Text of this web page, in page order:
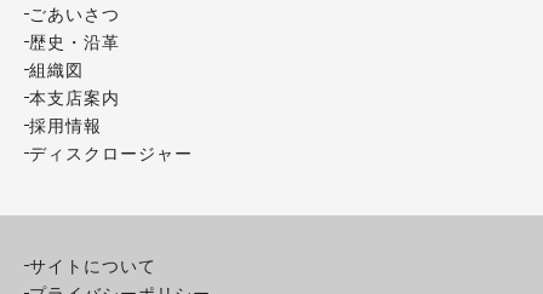
ごあいさつ
歴史・沿革
組織図
本支店案内
採用情報
ディスクロージャー
サイトについて